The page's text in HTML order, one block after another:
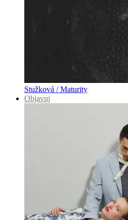
Stužková / Maturity
Objavuj